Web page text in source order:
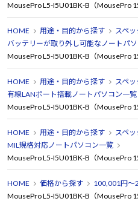
MousePro L5-I5U01BK-B（MousePro
HOME 用途・目的から探す
スペ
バッテリーが取り外し可能なノートパ
MousePro L5-I5U01BK-B（MousePro
HOME 用途・目的から探す
スペ
有線LANポート搭載ノートパソコン一覧
MousePro L5-I5U01BK-B（MousePro
HOME 用途・目的から探す
スペ
MIL規格対応ノートパソコン一覧
MousePro L5-I5U01BK-B（MousePro
HOME 価格から探す
100,001円～
MousePro L5-I5U01BK-B（MousePro